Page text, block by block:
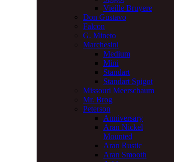
Vieille Bruyere
Don Gustavo
Falcon
G. Mineto
Marchesini
Medium
Mini
Standart
Standart Spigot
Missouri Meerschaum
Mr. Brog
Peterson
Anniversary
Aran Nickel
Mounted
Aran Rustic
Aran Smooth